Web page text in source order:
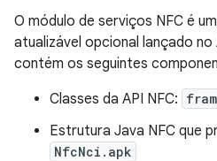
O módulo de serviços NFC é
atualizável opcional lançado no
contém os seguintes
Classes da API NFC:
Estrutura Java NFC que
NfcNci.apk